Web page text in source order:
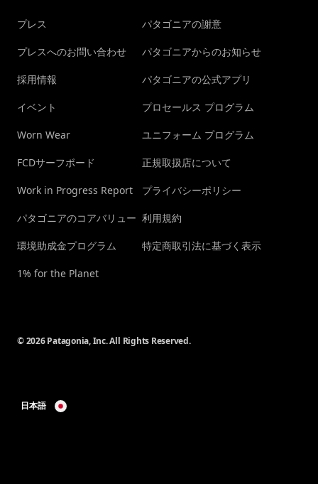
プレス
プレスへのお問い合わせ
採用情報
イベント
Worn Wear
FCDサーフボード
Work in Progress Report
パタゴニアのコアバリュー
環境助成金プログラム
1% for the Planet
パタゴニアの謝意
パタゴニアからのお知らせ
パタゴニアの公式アプリ
プロセールス プログラム
ユニフォーム プログラム
正規取扱店について
プライバシーポリシー
利用規約
特定商取引法に基づく表示
© 2026 Patagonia, Inc. All Rights Reserved.
日本語